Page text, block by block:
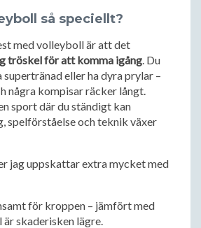
så speciellt?
med volleyboll är att det
tröskel för att komma igång. Du
supertränad eller ha dyra prylar –
några kompisar räcker långt.
sport där du ständigt kan
spelförståelse och teknik växer
jag uppskattar extra mycket med
för kroppen – jämfört med
skaderisken lägre.